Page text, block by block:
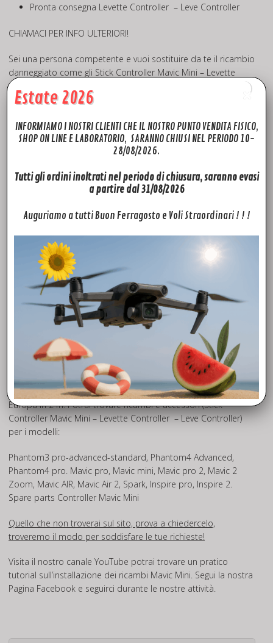
Pronta consegna Levette Controller – Leve Controller
CHIAMACI PER INFO ULTERIORI!
Sei una persona competente e vuoi sostituire da te il ricambio
danneggiato come gli Stick Controller Mavic Mini – Levette
Controller – Leve Controller, gimbal ? Puoi scegliere tra una
vasta scelta di ricambi dji mavic mini Originali tutti con
Q U I <<
Hai visto i nostri tutorial? Collegati al nostro canale
riparazione fai da te del tuo drone ed eseguire in autonomia
una riparazione drone utilizzando i nostri ricambi DJI. Potrai
Braccio<<>>SPARK – Shall Replacement<< oppure
Anafi Sostituzione braccio
Rivendita Ricambi Accessori Controller DJI Mavic
Fly to Discover, azienda leader nel settore, oltre ad offrire un
impeccabile servizio di assistenza dji mavic Mini, mette a
disposizione una vasta scelta di ricambi Mavic Mini (Spare
parts Controller Mavic Mini) che potrai trovare in pronta
consegna quindi disponibili da SUBITO con spedizione in tutta
Europa in 24h. Potrai trovare ricambi e accessori (Stick
Controller Mavic Mini – Levette Controller – Leve Controller)
per i modelli:
Phantom3 pro-advanced-standard, Phantom4 Advanced,
Phantom4 pro. Mavic pro, Mavic mini, Mavic pro 2, Mavic 2
Zoom, Mavic AIR, Mavic Air 2, Spark, Inspire pro, Inspire 2.
Spare parts Controller Mavic Mini
Quello che non troverai sul sito, prova a chiedercelo,
troveremo il modo per soddisfare le tue richieste!
Visita il nostro canale YouTube potrai trovare un pratico
tutorial sull’installazione dei ricambi Mavic Mini. Segui la nostra
Pagina Facebook e seguirci durante le nostre attività.
Estate 2026
INFORMIAMO I NOSTRI CLIENTI CHE IL NOSTRO PUNTO VENDITA FISICO,
SHOP ON LINE E LABORATORIO, SARANNO CHIUSI NEL PERIODO 10-
28/08/2026.
Tutti gli ordini inoltrati nel periodo di chiusura, saranno evasi
a partire dal 31/08/2026
Auguriamo a tutti Buon Ferragosto e Voli Straordinari ! ! !